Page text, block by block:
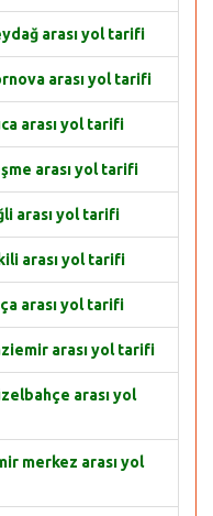
arası yol tarifi
arası yol tarifi
arası yol tarifi
arası yol tarifi
arası yol tarifi
arası yol tarifi
arası yol tarifi
arası yol tarifi
arası yol
merkez arası yol